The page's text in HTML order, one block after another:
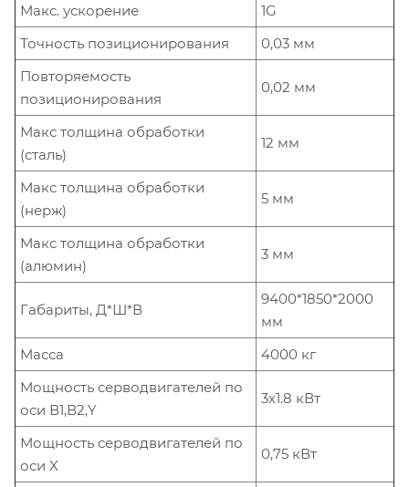
Макс. ускорение
1G
Точность позиционирования
0,03 мм
Повторяемость
позиционирования
0,02 мм
Макс толщина обработки
(сталь)
12 мм
Макс толщина обработки
(нерж)
5 мм
Макс толщина обработки
(алюмин)
3 мм
Габариты, Д*Ш*В
9400*1850*2000
мм
Масса
4000 кг
Мощность серводвигателей по
оси В1,В2,Y
3x1.8 кВт
Мощность серводвигателей по
оси X
0,75 кВт